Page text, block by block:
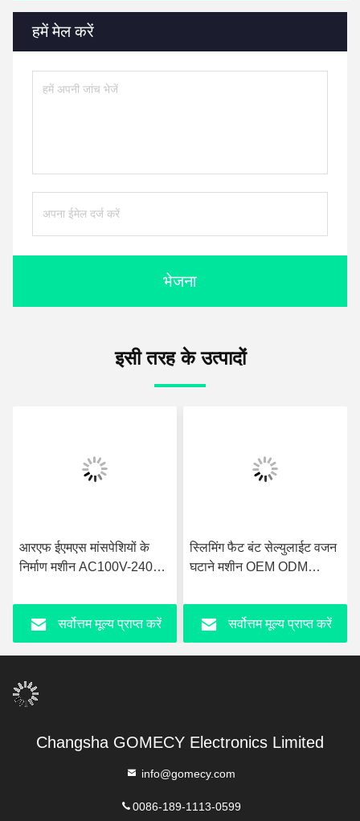
हमें मेल करें
भेजना
इसी तरह के उत्पादों
स्लिमिंग फैट बंट सेल्युलाईट वजन
घटाने मशीन OEM ODM
सर्वोत्तम मूल्य प्राप्त करें
गैर आक्रामक ईएमएस मूर्तिकला
मशीन दर्द रहित मांसपेशी मूर्तिकला
सर्वोत्तम मूल्य प्राप्त करें
Changsha GOMECY Electronics Limited
info@gomecy.com
0086-189-1113-0599